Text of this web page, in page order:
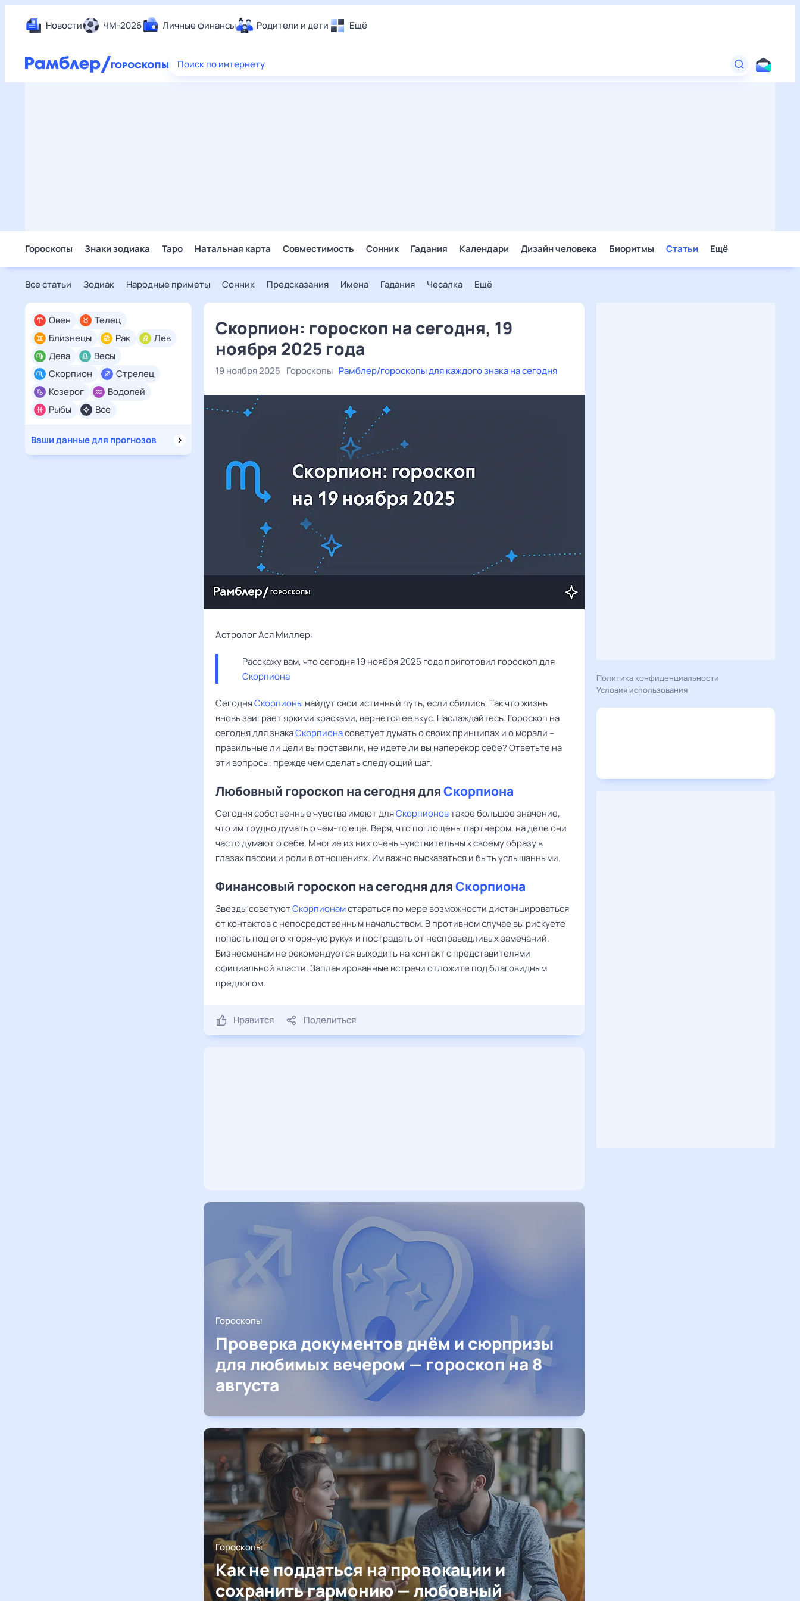
Новости ЧМ-2026 Личные финансы Родители и дети Ещё
Еда
Поиск по интернету
Гороскопы Знаки зодиака Таро Натальная карта Совместимость Сонник Гадания Календари Дизайн человека Биоритмы Статьи Ещё
Все статьи Зодиак Народные приметы Сонник Предсказания Имена Гадания Чесалка Ещё
Все
Овен
Телец
Близнецы
Рак
Лев
Дева
Весы
Скорпион
Стрелец
Козерог
Водолей
Рыбы
Ваши данные для прогнозов
Скорпион: гороскоп на сегодня, 19
ноября 2025 года
19 ноября 2025 Гороскопы Рамблер/гороскопы для каждого знака на сегодня
Астролог Ася Миллер:
Скорпиона
СегодняСкорпионы найдут свои истинный путь, если сбились. Так что жизнь
вновь заиграет яркими красками, вернется ее вкус. Наслаждайтесь. Гороскоп на
сегодня для знакаСкорпионасоветует думать о своих принципах и о морали –
правильные ли цели вы поставили, не идете ли вы наперекор себе? Ответьте на
эти вопросы, прежде чем сделать следующий шаг.
Любовный гороскоп на сегодня дляСкорпиона
Сегодня собственные чувства имеют дляСкорпионовтакое большое значение,
что им трудно думать о чем-то еще. Веря, что поглощены партнером, на деле они
часто думают о себе. Многие из них очень чувствительны к своему образу в
глазах пассии и роли в отношениях. Им важно высказаться и быть услышанными.
Финансовый гороскоп на сегодня дляСкорпиона
Звезды советуютСкорпионамстараться по мере возможности дистанцироваться
от контактов с непосредственным начальством. В противном случае вы рискуете
попасть под его «горячую руку» и пострадать от несправедливых замечаний.
Бизнесменам не рекомендуется выходить на контакт с представителями
официальной власти. Запланированные встречи отложите под благовидным
предлогом.
Нравится Поделиться
Гороскопы
Проверка документов днём и сюрпризы
для любимых вечером — гороскоп на 8
августа
Гороскопы
Как не поддаться на провокации и
сохранить гармонию — любовный
Политика конфиденциальности
Условия использования